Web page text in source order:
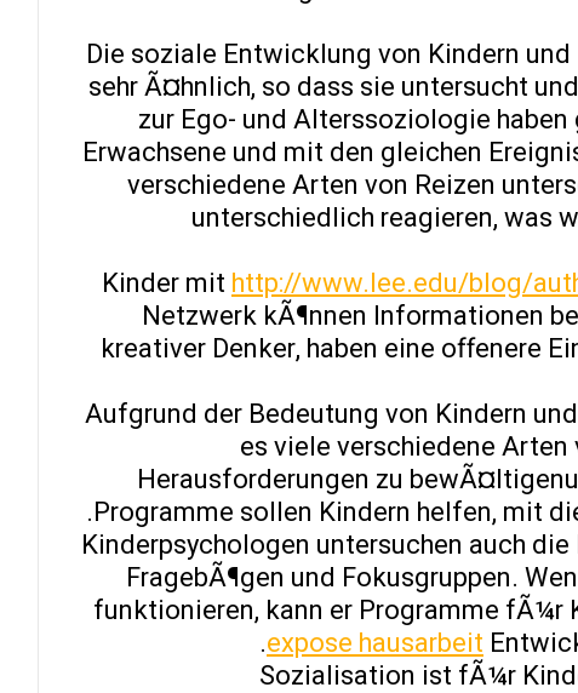
Die soziale Entwicklung von Kindern
sehr Ã¤hnlich, so dass sie untersucht
zur Ego- und Alterssoziologie
Erwachsene und mit den gleichen
verschiedene Arten von Reizen
unterschiedlich reagieren, was
Kinder mit http://www.lee.edu/blog/
Netzwerk kÃ¶nnen Informationen
kreativer Denker, haben eine offenere
Aufgrund der Bedeutung von Kindern
es viele verschiedene
Herausforderungen zu
Programme sollen Kindern helfen, mit
Kinderpsychologen untersuchen auch
FragebÃ¶gen und Fokusgruppen.
funktionieren, kann er Programme
expose hausarbeit
Sozialisation ist fÃ¼r